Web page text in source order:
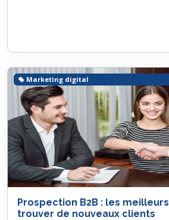
Prospection B2B : les
trouver de nouveaux clients
Marketing digital